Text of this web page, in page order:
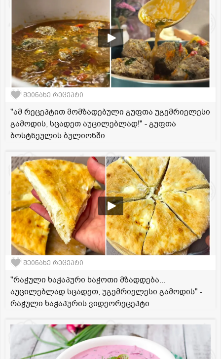
შეინახე რეცეპტი
"ამ რეცეპტით მომზადებული გუფთა უგემრიელესი
გამოდის, სცადეთ აუცილებლად!" - გუფთა
ბოსტნეულის ბულიონში
შეინახე რეცეპტი
"რაჭული ხაჭაპური ხაჭოთი მზადდება...
აუცილებლად სცადეთ, უგემრიელესი გამოდის" -
რაჭული ხაჭაპურის ვიდეორეცეპტი